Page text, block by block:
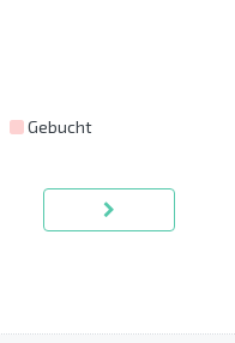
Gebucht